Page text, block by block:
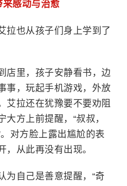
来感动与治愈
拉也从孩子们身上学到了
店里，孩子安静看书，边
事，玩起手机游戏，外放
艾拉还在犹豫要不要劝阻
方上前提醒，“叔叔，
对方脸上露出尴尬的表
，从此再没有出现。
为自己是善意提醒，“奇